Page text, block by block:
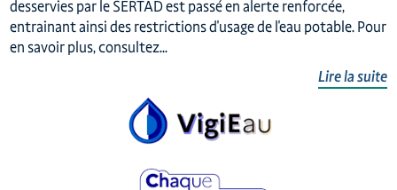
desservies par le SERTAD est passé en alerte renforcée,
entrainant ainsi des restrictions d'usage de l'eau potable. Pour
en savoir plus, consultez...
Lire la suite